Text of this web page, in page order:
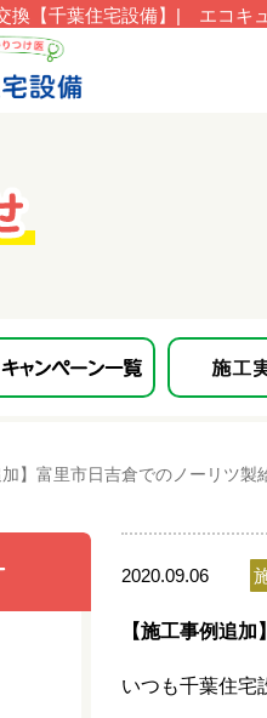
換【千葉住宅設備】| エコキ
加】富里市日吉倉でのノーリツ
2020.09.06
【施工事例追
いつも千葉住宅